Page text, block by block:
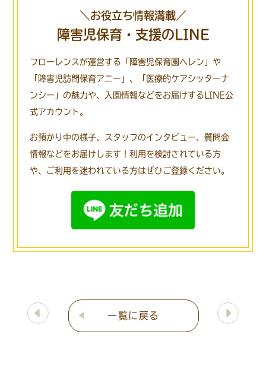
＼お役立ち情報満載／
障害児保育・支援のLINE
フローレンスが運営する「障害児保育園ヘレン」や
「障害児訪問保育アニー」、
「医療的ケアシッターナ
ンシー」の魅力や、入園情報などをお届けするLINE公
式アカウント。
お預かり中の様子、スタッフのインタビュー、質問会
情報などをお届けします！利用を検討されている方
や、ご利用を迷われている方はぜひご登録ください。
一覧に戻る